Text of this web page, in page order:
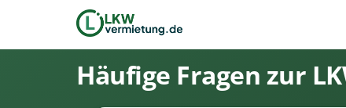
Häufige Fragen zur